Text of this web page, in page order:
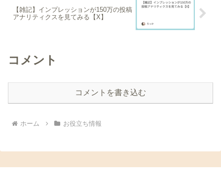
【雑記】インプレッションが150万の投稿
アナリティクスを見てみる【X】
コメント
コメントを書き込む
ホーム お役立ち情報